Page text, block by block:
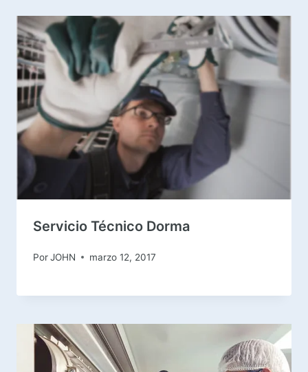
Servicio Técnico Dorma
PorJOHN marzo 12, 2017